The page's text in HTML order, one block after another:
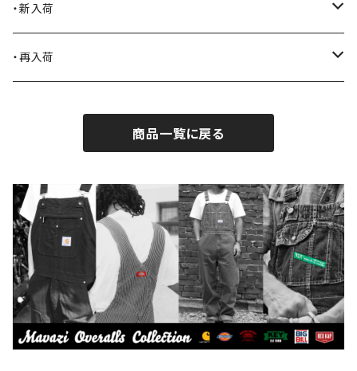
Blundstone
BLACK JACK BOOTS
BY ROBERT JAMES
CAMBER
Carhartt
Collonil
CONVERSE
食品
ライター
エプロン
バイク用品
ケア用品
本、写真集
・新入荷
2026.7.31
2026.7.6
2026.6.29
・再入荷
2026.7.23
2026.6.27
2026.6.14
商品一覧に戻る